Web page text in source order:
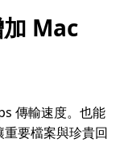
加 Mac
傳輸速度。也能
要檔案與珍貴回